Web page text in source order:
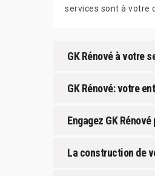
services sont à votre
GK Rénové à votre
GK Rénové: votre
Engagez GK
La construction de